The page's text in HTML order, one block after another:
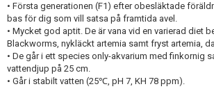
• Första generationen (F1) efter obesläktade
bas för dig som vill satsa på framtida avel.
• Mycket god aptit. De är vana vid en varierad diet
Blackworms, nykläckt artemia samt fryst artemia,
• De går i ett species only-akvarium med finkornig
vattendjup på 25 cm.
• Går i stabilt vatten (25℃, pH 7, KH 78 ppm).